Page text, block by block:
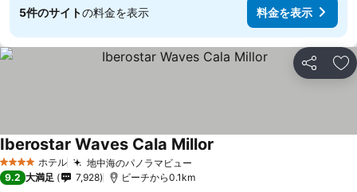
5件のサイトの料金を表示 料金を表示
シェア お
4 ホテルのランク
ホテル 地中海のパノラマビュー
Iberostar Waves Cala Millor
9.2 大満足 7,928 ビーチから0.1km